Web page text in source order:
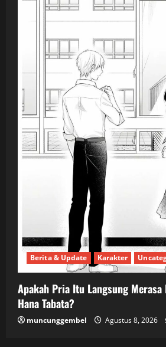
Berita & Update Karakter
Apakah Pria Itu Langsung Merasa
Hana Tabata?
muncunggembel Agustus 8, 2026